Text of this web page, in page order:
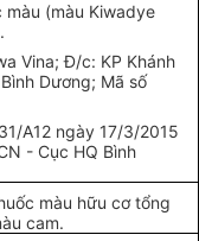
màu (màu Kiwadye
Vina; Đ/c: KP Khánh
Dương; Mã số
A12 ngày 17/3/2015
- Cục HQ Bình
màu hữu cơ tổng
cam.